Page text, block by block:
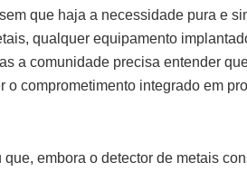
que haja a necessidade pura e
qualquer equipamento
a comunidade precisa entender
o comprometimento integrado em
embora o detector de metais